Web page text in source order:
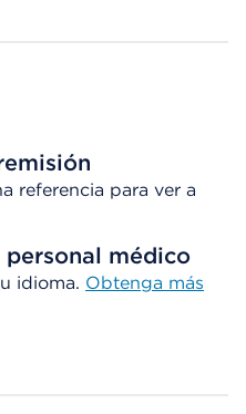
referencia para ver a
médico
idioma. Obtenga más